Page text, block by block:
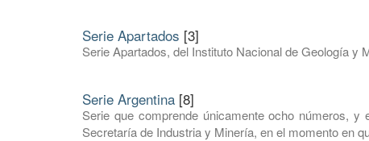
Serie Apartados [3]
Serie Apartados, del Instituto Nacional de Geología y
Serie Argentina [8]
Serie que comprende únicamente ocho números,
Secretaría de Industria y Minería, en el momento en